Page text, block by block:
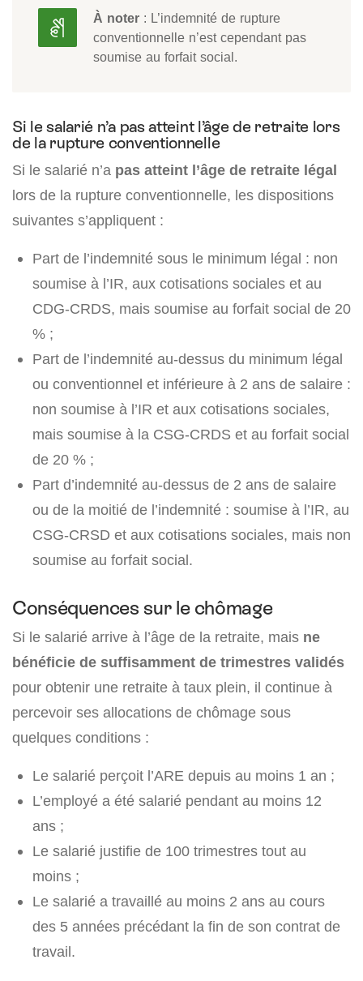
À noter : L’indemnité de rupture
conventionnelle n’est cependant pas
soumise au forfait social.
Si le salarié n’a pas atteint l’âge de retraite lors
de la rupture conventionnelle
Si le salarié n’a pas atteint l’âge de retraite légal
lors de la rupture conventionnelle, les dispositions
suivantes s’appliquent :
Part de l’indemnité sous le minimum légal : non
soumise à l’IR, aux cotisations sociales et au
CDG-CRDS, mais soumise au forfait social de 20
% ;
Part de l’indemnité au-dessus du minimum légal
ou conventionnel et inférieure à 2 ans de salaire :
non soumise à l’IR et aux cotisations sociales,
mais soumise à la CSG-CRDS et au forfait social
de 20 % ;
Part d’indemnité au-dessus de 2 ans de salaire
ou de la moitié de l’indemnité : soumise à l’IR, au
CSG-CRSD et aux cotisations sociales, mais non
soumise au forfait social.
Conséquences sur le chômage
Si le salarié arrive à l’âge de la retraite, mais ne
bénéficie de suffisamment de trimestres validés
pour obtenir une retraite à taux plein, il continue à
percevoir ses allocations de chômage sous
quelques conditions :
Le salarié perçoit l’ARE depuis au moins 1 an ;
L’employé a été salarié pendant au moins 12
ans ;
Le salarié justifie de 100 trimestres tout au
moins ;
Le salarié a travaillé au moins 2 ans au cours
des 5 années précédant la fin de son contrat de
travail.